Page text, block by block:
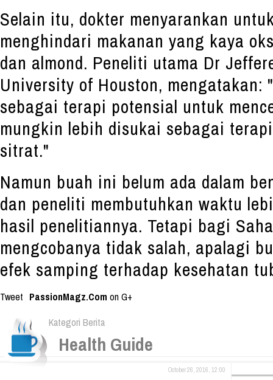
Selain itu, dokter menyarankan
menghindari makanan yang kaya
dan almond. Peneliti utama Dr
University of Houston, mengatakan:
sebagai terapi potensial untuk
mungkin lebih disukai sebagai
sitrat."
Namun buah ini belum ada dalam
dan peneliti membutuhkan waktu
hasil penelitiannya. Tetapi bagi
mengcobanya tidak salah, apalagi
efek samping terhadap kesehatan
Tweet PassionMagz.Com on G+
Kategori Berita
Health Guide
October 26, 2016, 12:00